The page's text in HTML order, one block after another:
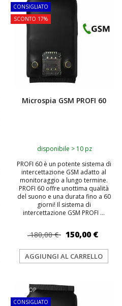
CONSIGLIATO
SCONTO 17%
Microspia GSM PROFI 60
disponibile > 10 pz
PROFI 60 è un potente sistema di
intercettazione GSM adatto al
monitoraggio a lungo termine.
PROFI 60 offre unottima qualità
del suono e una durata fino a 60
giorni! Il sistema di
intercettazione GSM PROFI ...
180,00 € 150,00 €
AGGIUNGI AL CARRELLO
TOP
CONSIGLIATO